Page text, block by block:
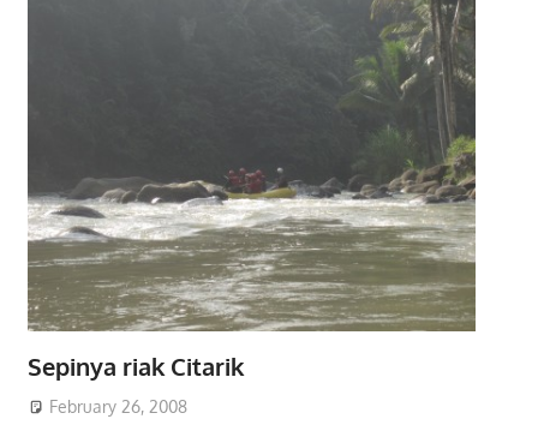
Sepinya riak Citarik
February 26, 2008